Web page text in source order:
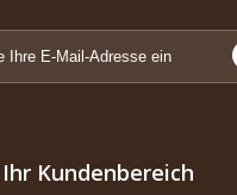
Ihr Kundenbereich